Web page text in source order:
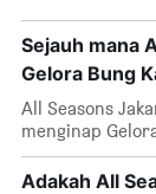
Sejauh mana
Gelora Bung
All Seasons
menginap
Adakah All